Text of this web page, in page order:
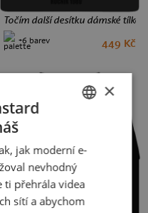
Točím další desítku dámské tílko
+6 barev 449 Kč
SLOVAK
×
jak moderní e-
nevhodný
ti přehrála videa
sítí a abychom